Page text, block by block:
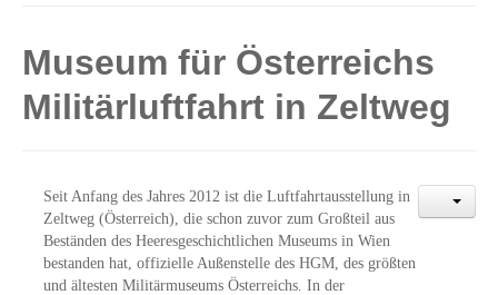
Museum für Österreichs
Militärluftfahrt in Zeltweg
Seit Anfang des Jahres 2012 ist die Luftfahrtausstellung in
Zeltweg (Österreich), die schon zuvor zum Großteil aus
Beständen des Heeresgeschichtlichen Museums in Wien
bestanden hat, offizielle Außenstelle des HGM, des größten
und ältesten Militärmuseums Österreichs. In der